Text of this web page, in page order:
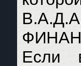
Если